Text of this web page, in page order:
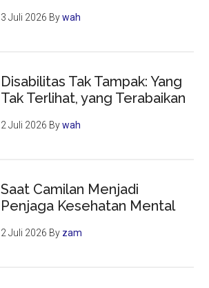
3 Juli 2026 Bywah
Disabilitas Tak Tampak: Yang
Tak Terlihat, yang Terabaikan
2 Juli 2026 Bywah
Saat Camilan Menjadi
Penjaga Kesehatan Mental
2 Juli 2026 By zam